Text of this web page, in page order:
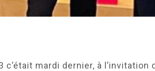
mardi dernier, à l’invitation